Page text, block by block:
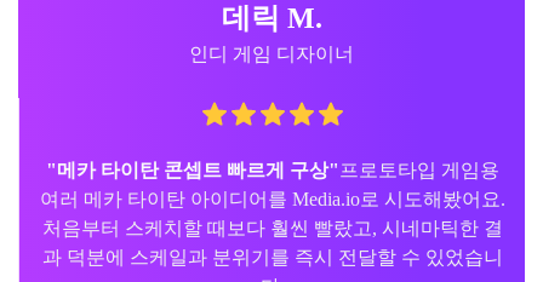
아리아나 L.
애니메 OC 크리에이터
"타이탄 영감을 위한 캐릭터 제작에 유용"더 어둡고 드
라마틱한 느낌의 애니메 타이탄 오리지널 캐릭터가 필
요했어요. 프롬프트 기반 워크플로우가 쉽게 익혀졌고,
갑옷이나 배경 아이디어도 몇 분 만에 다양하게 시도할